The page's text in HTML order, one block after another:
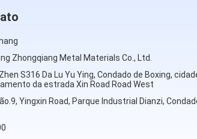
Zhongqiang Metal Materials Co., Ltd.
S316 Da Lu Yu Ying, Condado de Boxing,
da estrada Xin Road Road West
Yingxin Road, Parque Industrial Dianzi,